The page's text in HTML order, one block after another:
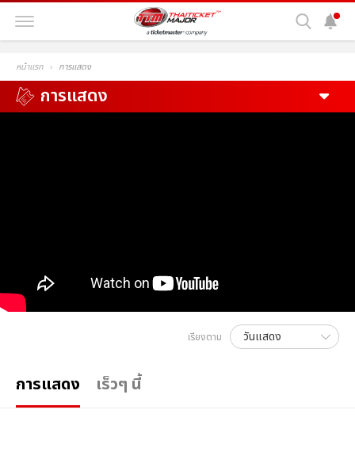
หน้าแรก การแสดง
การแสดง
เรียงตาม
การแสดง เร็วๆ นี้